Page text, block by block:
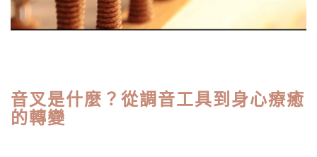
音叉是什麼？從調音工具到身心療癒
的轉變